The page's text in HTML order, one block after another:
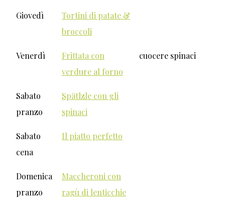
Giovedì
Tortini di patate &
broccoli
Venerdì
Frittata con
verdure al forno
cuocere spinaci
Sabato
pranzo
Spätlzle con gli
spinaci
Sabato
cena
Il piatto perfetto
Domenica
pranzo
Maccheroni con
ragù di lenticchie